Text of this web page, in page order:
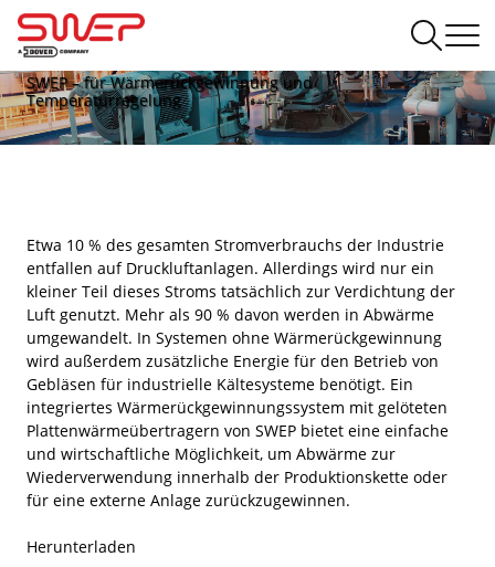
Druckluft
SWEP – für Wärmerückgewinnung und
Temperaturregelung
Etwa 10 % des gesamten Stromverbrauchs der Industrie
entfallen auf Druckluftanlagen. Allerdings wird nur ein
kleiner Teil dieses Stroms tatsächlich zur Verdichtung der
Luft genutzt. Mehr als 90 % davon werden in Abwärme
umgewandelt. In Systemen ohne Wärmerückgewinnung
wird außerdem zusätzliche Energie für den Betrieb von
Gebläsen für industrielle Kältesysteme benötigt. Ein
integriertes Wärmerückgewinnungssystem mit gelöteten
Plattenwärmeübertragern von SWEP bietet eine einfache
und wirtschaftliche Möglichkeit, um Abwärme zur
Wiederverwendung innerhalb der Produktionskette oder
für eine externe Anlage zurückzugewinnen.
Herunterladen